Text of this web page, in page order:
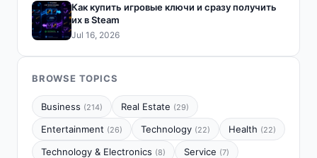
Как купить игровые ключи и сразу получить
их в Steam
Jul 16, 2026
BROWSE TOPICS
Business (214) Real Estate (29)
Entertainment (26) Technology (22) Health (22)
Technology & Electronics (8) Service (7)